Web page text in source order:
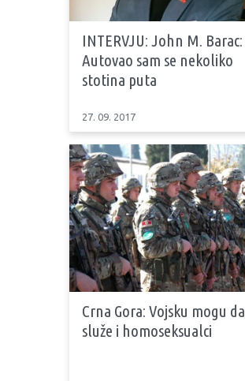
INTERVJU: John M. Barac:
Autovao sam se nekoliko
stotina puta
27. 09. 2017
Crna Gora: Vojsku mogu da
služe i homoseksualci